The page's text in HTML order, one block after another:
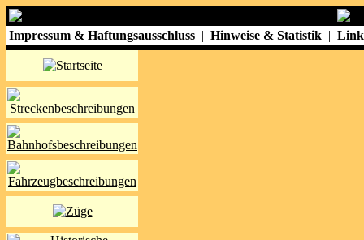
Impressum & Haftungsausschluss | Hinweise & Statistik |